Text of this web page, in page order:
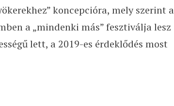
koncepcióra, mely szerint a
a „mindenki más” fesztiválja lesz
lett, a 2019-es érdeklődés most